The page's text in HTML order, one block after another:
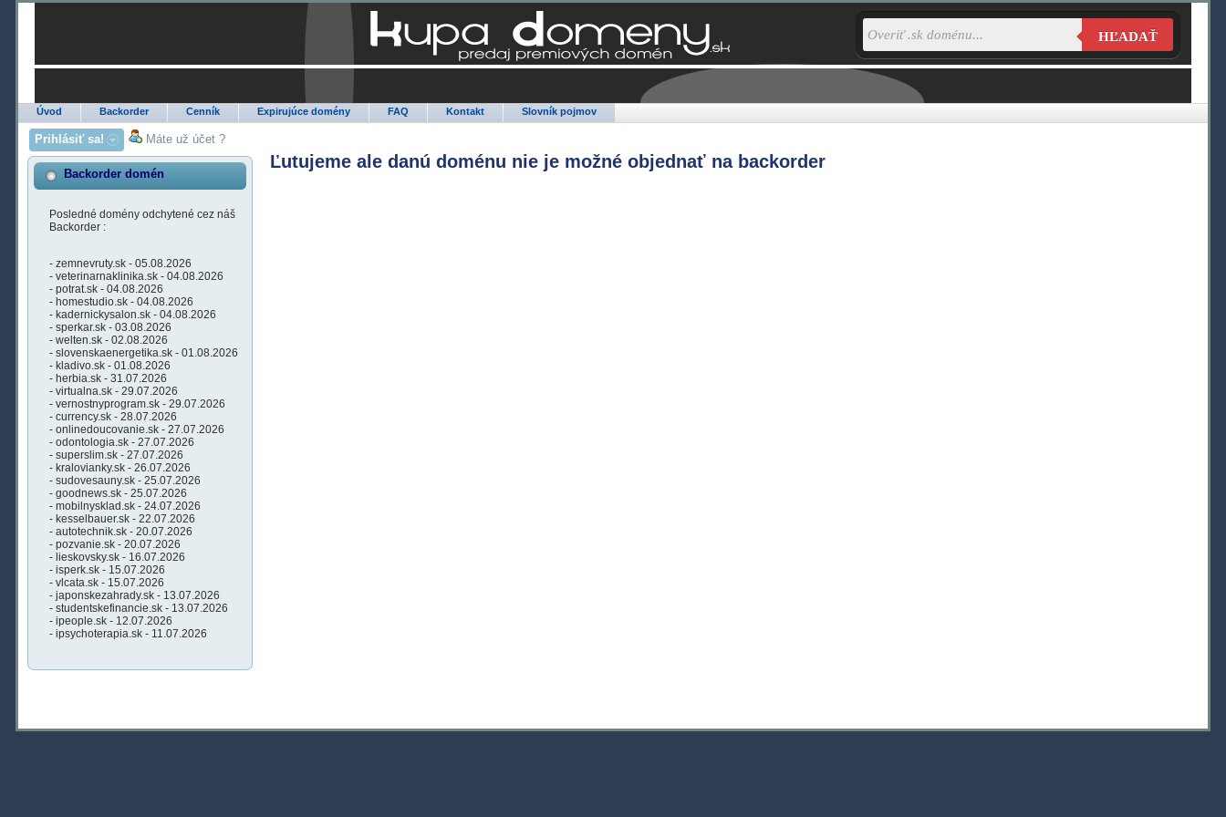
Úvod Backorder Cenník Expirujúce domény FAQ Kontakt Slovník pojmov
HĽADAŤ
Prihlásiť sa! Máte už účet ?
Backorder domén
Posledné domény odchytené cez náš
Backorder :
- zemnevruty.sk - 05.08.2026
- veterinarnaklinika.sk - 04.08.2026
- potrat.sk - 04.08.2026
- homestudio.sk - 04.08.2026
- kadernickysalon.sk - 04.08.2026
- sperkar.sk - 03.08.2026
- welten.sk - 02.08.2026
- slovenskaenergetika.sk - 01.08.2026
- kladivo.sk - 01.08.2026
- herbia.sk - 31.07.2026
- virtualna.sk - 29.07.2026
- vernostnyprogram.sk - 29.07.2026
- currency.sk - 28.07.2026
- onlinedoucovanie.sk - 27.07.2026
- odontologia.sk - 27.07.2026
- superslim.sk - 27.07.2026
- kralovianky.sk - 26.07.2026
- sudovesauny.sk - 25.07.2026
- goodnews.sk - 25.07.2026
- mobilnysklad.sk - 24.07.2026
- kesselbauer.sk - 22.07.2026
- autotechnik.sk - 20.07.2026
- pozvanie.sk - 20.07.2026
- lieskovsky.sk - 16.07.2026
- isperk.sk - 15.07.2026
- vlcata.sk - 15.07.2026
- japonskezahrady.sk - 13.07.2026
- studentskefinancie.sk - 13.07.2026
- ipeople.sk - 12.07.2026
- ipsychoterapia.sk - 11.07.2026
Ľutujeme ale danú doménu nie je možné objednať na backorder